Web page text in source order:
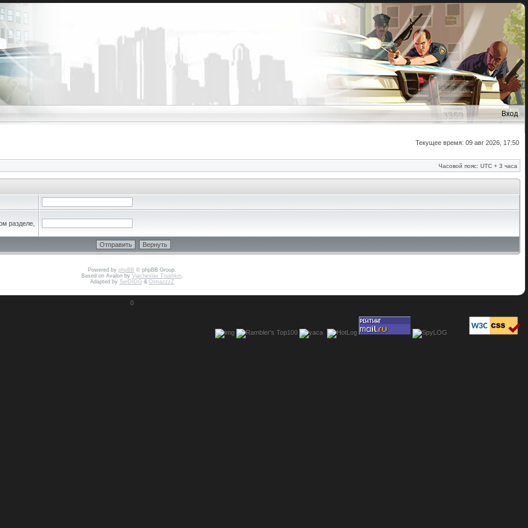
Вход
Текущее время: 09 авг 2026, 17:50
Часовой пояс: UTC + 3 часа
разделе,
Powered by phpBB © phpBB Group.
Based on Avalon by Vjacheslav Trushkin.
Adapted by SerDIDG& DimazzzZ
0